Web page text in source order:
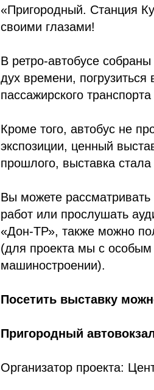
«Пригородный. Станция
своими глазами!
В ретро-автобусе
дух времени, погрузиться
пассажирского
Кроме того, автобус не
экспозиции, ценный
прошлого, выставка
Вы можете рассматривать
работ или прослушать
«Дон-ТР», также можно
(для проекта мы с
машиностроении).
Посетить выставку
Пригородный
Организатор проекта: